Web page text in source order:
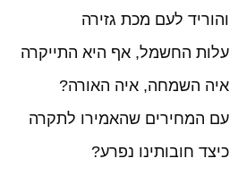
והוריד לעם מכת גזירה
עלות החשמל, אף היא התייקרה
איה השמחה, איה האורה?
עם המחירים שהאמירו לתקרה
כיצד חובותינו נפרע?